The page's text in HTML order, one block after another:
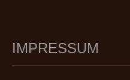
IMPRESSUM